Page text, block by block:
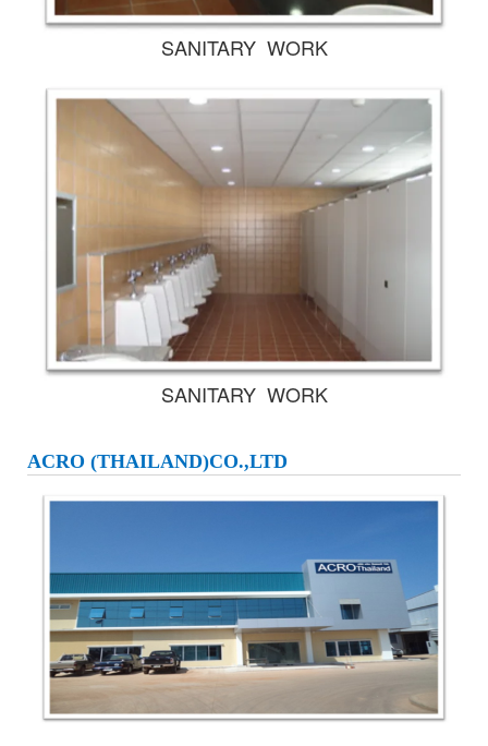
SANITARY WORK
SANITARY WORK
ACRO (THAILAND)CO.,LTD